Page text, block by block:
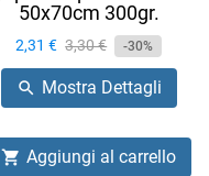
50x70cm 300gr.
Prezzo
2,31 € Prezzo
base
3,30 € -30%
 Mostra Dettagli
 Aggiungi al carrello